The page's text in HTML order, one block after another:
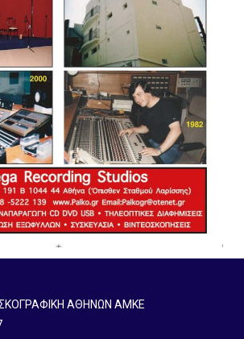
ΑΘΗΝΩΝ ΑΜΚΕ